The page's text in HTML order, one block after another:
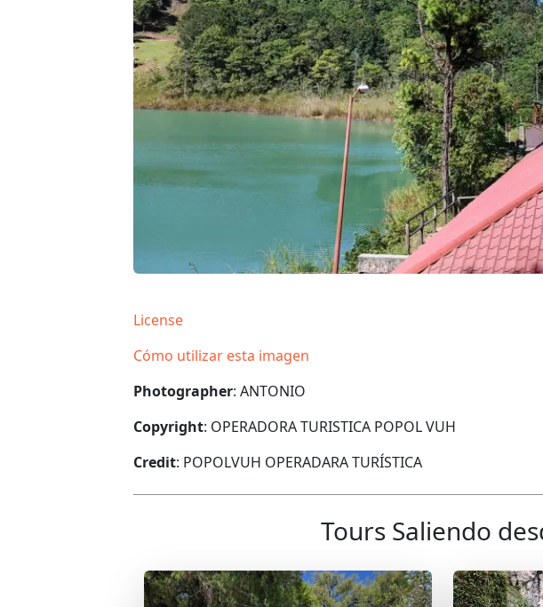
License
Cómo utilizar esta imagen
Photographer: ANTONIO
Copyright: OPERADORA TURISTICA POPOL VUH
Credit: POPOLVUH OPERADARA TURÍSTICA
Tours Saliendo